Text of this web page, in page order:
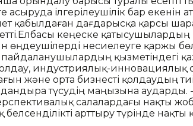
асыруда ілгерілеушілік бар екенін
қабылдаған дағдарысқа қарсы
кеңеске
несиелеуге қаржы
қызметіндегі
индустриялық-инновациялық
және орта бизнесті қолдаудың
түсудің маңызына аударды. -
салалардағы нақты
арттыру түрінде нақты